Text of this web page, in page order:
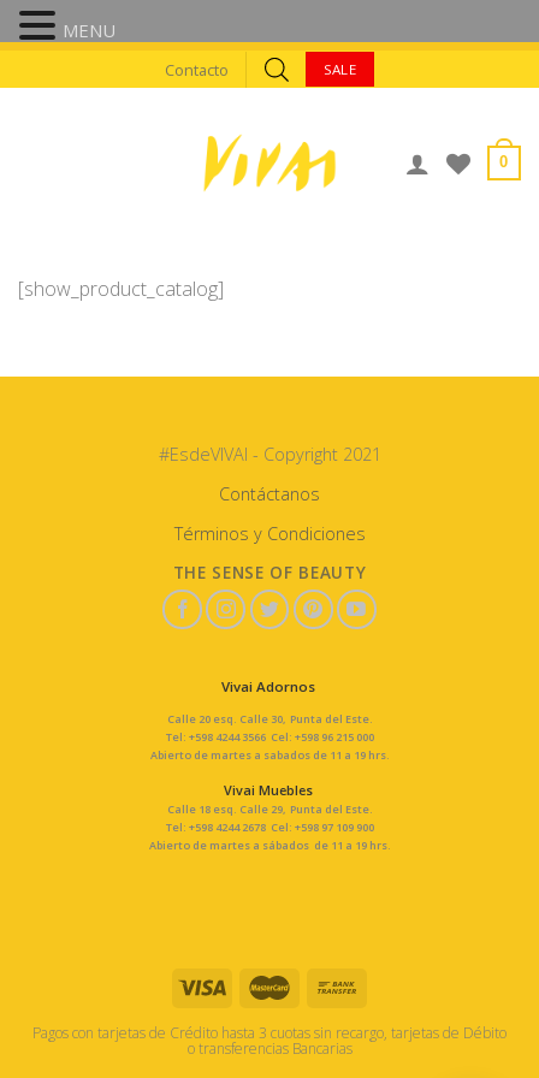
to
Contacto SALE
0
[show_product_catalog]
#EsdeVIVAI - Copyright 2021
Contáctanos
Términos y Condiciones
THE SENSE OF BEAUTY
Vivai Adornos
Calle 20 esq. Calle 30, Punta del Este.
Tel: +598 4244 3566 Cel: +598 96 215 000
Abierto de martes a sabados de 11 a 19 hrs.
Vivai Muebles
Calle 18 esq. Calle 29, Punta del Este.
Tel: +598 4244 2678 Cel: +598 97 109 900
Abierto de martes a sábados de 11 a 19 hrs.
Pagos con tarjetas de Crédito hasta 3 cuotas sin recargo, tarjetas de Débito
o transferencias Bancarias
MENU